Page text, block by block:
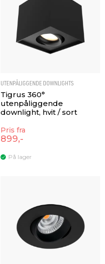
UTENPÅLIGGENDE DOWNLIGHTS
Tigrus 360°
utenpåliggende
downlight, hvit / sort
Pris fra
899,-
På lager